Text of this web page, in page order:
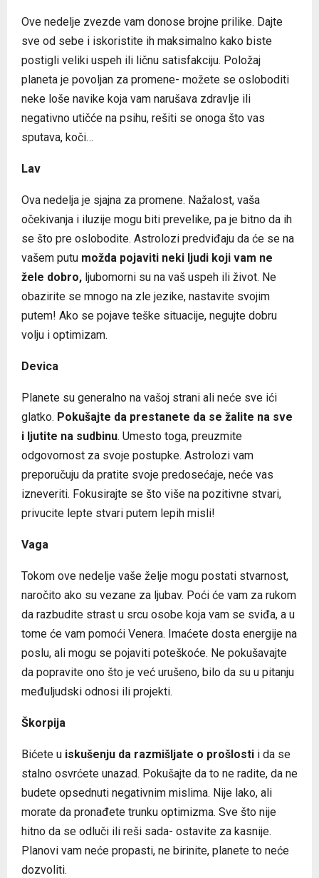
Ove nedelje zvezde vam donose brojne prilike. Dajte
sve od sebe i iskoristite ih maksimalno kako biste
postigli veliki uspeh ili ličnu satisfakciju. Položaj
planeta je povoljan za promene- možete se osloboditi
neke loše navike koja vam narušava zdravlje ili
negativno utičće na psihu, rešiti se onoga što vas
sputava, koči…
Lav
Ova nedelja je sjajna za promene. Nažalost, vaša
očekivanja i iluzije mogu biti prevelike, pa je bitno da ih
se što pre oslobodite. Astrolozi predviđaju da će se na
vašem putu možda pojaviti neki ljudi koji vam ne
žele dobro, ljubomorni su na vaš uspeh ili život. Ne
obazirite se mnogo na zle jezike, nastavite svojim
putem! Ako se pojave teške situacije, negujte dobru
volju i optimizam.
Devica
Planete su generalno na vašoj strani ali neće sve ići
glatko. Pokušajte da prestanete da se žalite na sve
i ljutite na sudbinu. Umesto toga, preuzmite
odgovornost za svoje postupke. Astrolozi vam
preporučuju da pratite svoje predosećaje, neće vas
izneveriti. Fokusirajte se što više na pozitivne stvari,
privucite lepte stvari putem lepih misli!
Vaga
Tokom ove nedelje vaše želje mogu postati stvarnost,
naročito ako su vezane za ljubav. Poći će vam za rukom
da razbudite strast u srcu osobe koja vam se sviđa, a u
tome će vam pomoći Venera. Imaćete dosta energije na
poslu, ali mogu se pojaviti poteškoće. Ne pokušavajte
da popravite ono što je već urušeno, bilo da su u pitanju
međuljudski odnosi ili projekti.
Škorpija
Bićete u iskušenju da razmišljate o prošlosti i da se
stalno osvrćete unazad. Pokušajte da to ne radite, da ne
budete opsednuti negativnim mislima. Nije lako, ali
morate da pronađete trunku optimizma. Sve što nije
hitno da se odluči ili reši sada- ostavite za kasnije.
Planovi vam neće propasti, ne birinite, planete to neće
dozvoliti.